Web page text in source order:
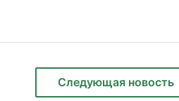
Следующая новость